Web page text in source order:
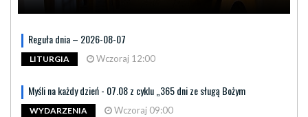
Reguła dnia – 2026-08-07
LITURGIA Wczoraj 12:00
Myśli na każdy dzień - 07.08 z cyklu „365 dni ze sługą Bożym
WYDARZENIA Wczoraj 09:00